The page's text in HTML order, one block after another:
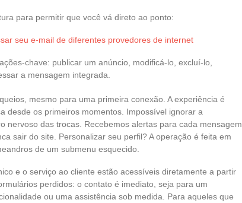
para permitir que você vá direto ao ponto:
seu e-mail de diferentes provedores de internet
chave: publicar um anúncio, modificá-lo, excluí-lo,
a mensagem integrada.
mesmo para uma primeira conexão. A experiência é
desde os primeiros momentos. Impossível ignorar a
nervoso das trocas. Recebemos alertas para cada mensagem
sair do site. Personalizar seu perfil? A operação é feita em
de um submenu esquecido.
e o serviço ao cliente estão acessíveis diretamente a partir
perdidos: o contato é imediato, seja para um
ou uma assistência sob medida. Para aqueles que